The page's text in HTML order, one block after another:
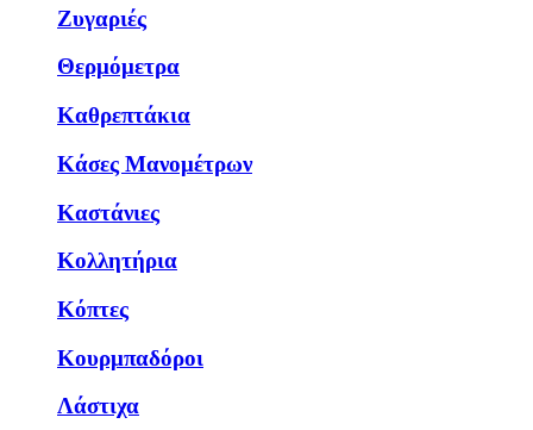
Ζυγαριές
Θερμόμετρα
Καθρεπτάκια
Κάσες Μανομέτρων
Καστάνιες
Κολλητήρια
Κόπτες
Κουρμπαδόροι
Λάστιχα